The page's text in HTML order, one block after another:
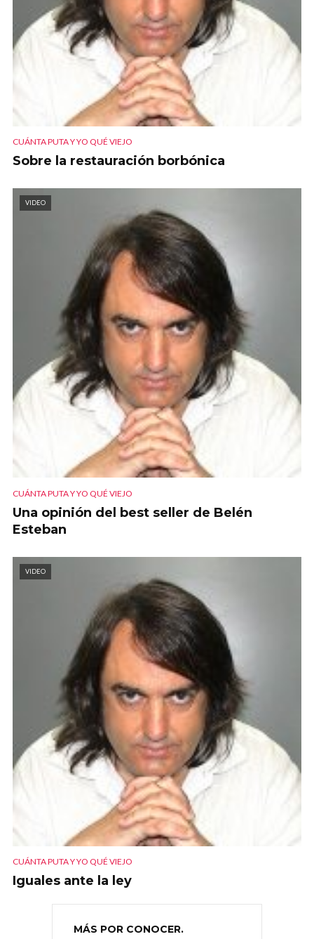
CUÁNTA PUTA Y YO QUÉ VIEJO
Sobre la restauración borbónica
VIDEO
CUÁNTA PUTA Y YO QUÉ VIEJO
Una opinión del best seller de Belén
Esteban
VIDEO
CUÁNTA PUTA Y YO QUÉ VIEJO
Iguales ante la ley
MÁS POR CONOCER.